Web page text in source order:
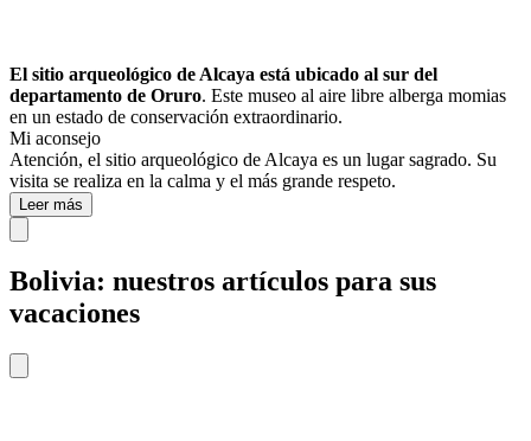
El sitio arqueológico de Alcaya está ubicado al sur del
departamento de Oruro. Este museo al aire libre alberga momias
en un estado de conservación extraordinario.
Mi aconsejo
Atención, el sitio arqueológico de Alcaya es un lugar sagrado. Su
visita se realiza en la calma y el más grande respeto.
Leer más
Bolivia: nuestros artículos para sus
vacaciones